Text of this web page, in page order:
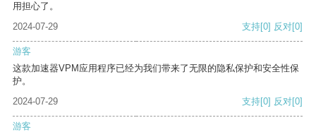
用担心了。
2024-07-29
支持[0] 反对[0]
游客
这款加速器VPM应用程序已经为我们带来了无限的隐私保护和安全性保
护。
2024-07-29
支持[0] 反对[0]
游客